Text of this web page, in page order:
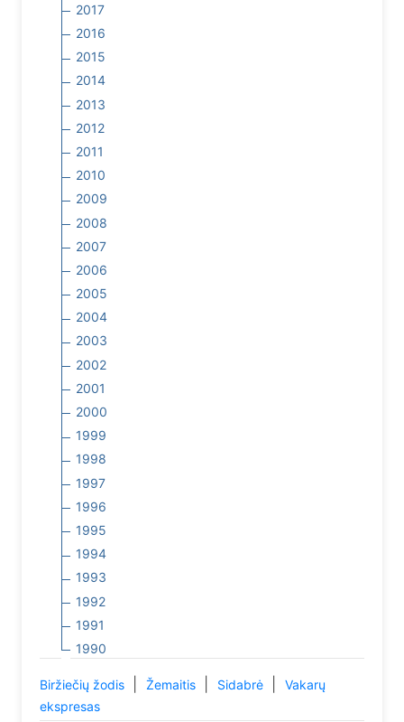
2017
2016
2015
2014
2013
2012
2011
2010
2009
2008
2007
2006
2005
2004
2003
2002
2001
2000
1999
1998
1997
1996
1995
1994
1993
1992
1991
1990
Biržiečių žodis Žemaitis Sidabrė
Vakarų
ekspresas